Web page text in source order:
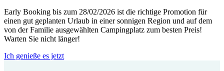
Early Booking bis zum 28/02/2026 ist die richtige Promotion für
einen gut geplanten Urlaub in einer sonnigen Region und auf dem
von der Familie ausgewählten Campingplatz zum besten Preis!
Warten Sie nicht länger!
Ich genieße es jetzt